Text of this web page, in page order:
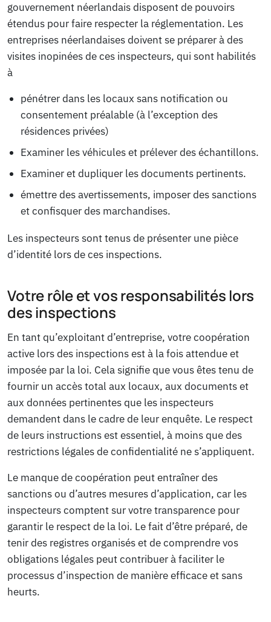
gouvernement néerlandais disposent de pouvoirs
étendus pour faire respecter la réglementation. Les
entreprises néerlandaises doivent se préparer à des
visites inopinées de ces inspecteurs, qui sont habilités
à
pénétrer dans les locaux sans notification ou
consentement préalable (à l’exception des
résidences privées)
Examiner les véhicules et prélever des échantillons.
Examiner et dupliquer les documents pertinents.
émettre des avertissements, imposer des sanctions
et confisquer des marchandises.
Les inspecteurs sont tenus de présenter une pièce
d’identité lors de ces inspections.
Votre rôle et vos responsabilités lors
des inspections
En tant qu’exploitant d’entreprise, votre coopération
active lors des inspections est à la fois attendue et
imposée par la loi. Cela signifie que vous êtes tenu de
fournir un accès total aux locaux, aux documents et
aux données pertinentes que les inspecteurs
demandent dans le cadre de leur enquête. Le respect
de leurs instructions est essentiel, à moins que des
restrictions légales de confidentialité ne s’appliquent.
Le manque de coopération peut entraîner des
sanctions ou d’autres mesures d’application, car les
inspecteurs comptent sur votre transparence pour
garantir le respect de la loi. Le fait d’être préparé, de
tenir des registres organisés et de comprendre vos
obligations légales peut contribuer à faciliter le
processus d’inspection de manière efficace et sans
heurts.